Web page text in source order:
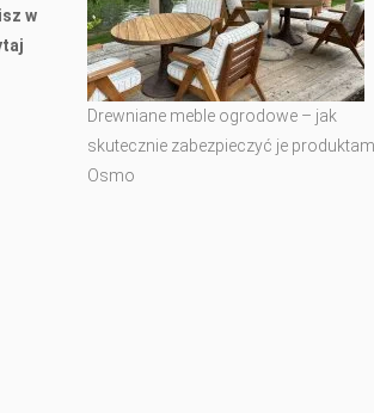
w
Drewniane meble ogrodowe – jak
skutecznie zabezpieczyć je
Osmo